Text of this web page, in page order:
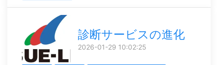
診断サービスの進化
2026-01-29 10:02:25